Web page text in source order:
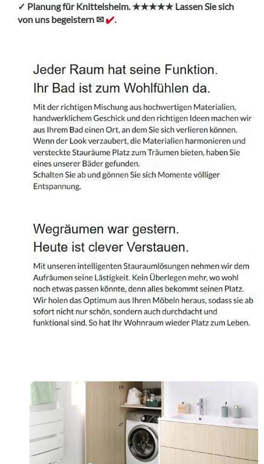
✓ Planung für Knittelsheim. ★★★★★ Lassen Sie sich
von uns begeistern ✉✔️.